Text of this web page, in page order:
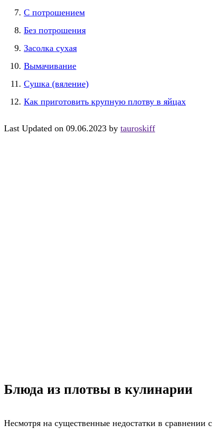
С потрошением
Без потрошения
Засолка сухая
Вымачивание
Сушка (вяление)
Как приготовить крупную плотву в яйцах
Last Updated on 09.06.2023 by tauroskiff
Блюда из плотвы в кулинарии
Несмотря на существенные недостатки в сравнении с